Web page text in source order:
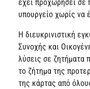
έχει προχωρήσει σε
υπουργείο χωρίς να
Η διευκρινιστική
Συνοχής και
λύσεις σε ζητήματα
το ζήτημα της
της κάρτας από